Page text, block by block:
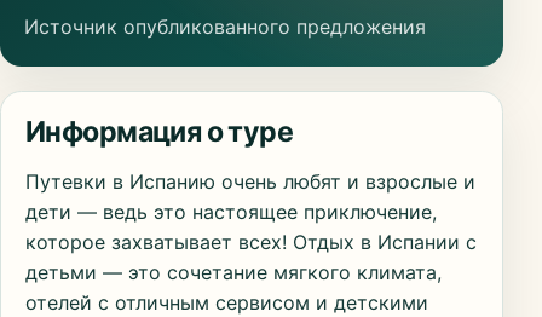
Источник опубликованного предложения
Информация о туре
Путевки в Испанию очень любят и взрослые и
дети — ведь это настоящее приключение,
которое захватывает всех! Отдых в Испании с
детьми — это сочетание мягкого климата,
отелей с отличным сервисом и детскими